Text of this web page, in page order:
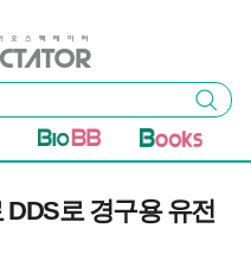
검색
로 경구용 유전